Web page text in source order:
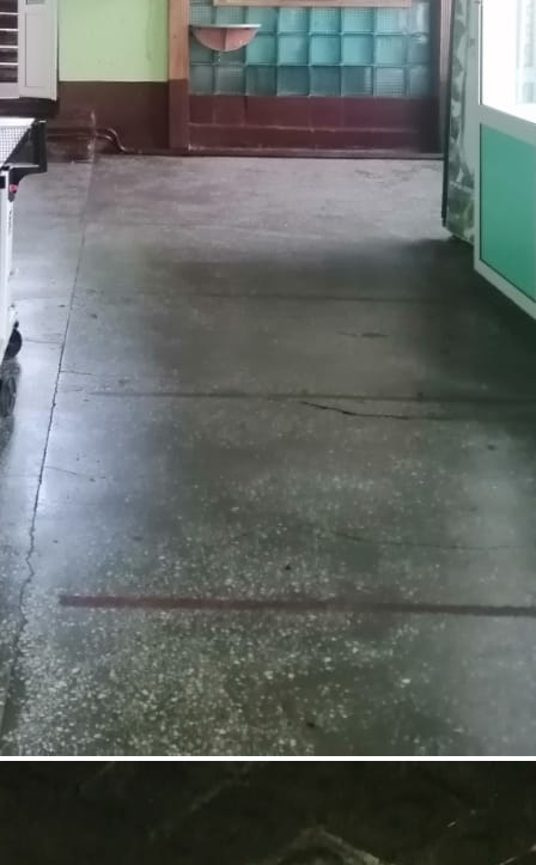
104958 - Г. ОМСК, ПРАНОВА